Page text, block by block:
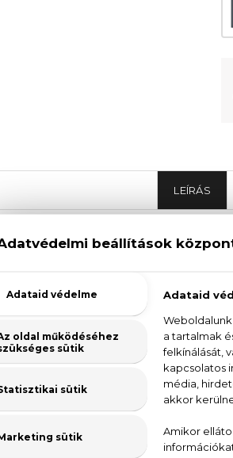
LEÍRÁS
és virágok dinamikus és
elfogadjuk önmagunk minden
elemeket, amelyek
Men Eau De Parfum a
egyensúlyoz ki . A
feltűnő kontraszttal